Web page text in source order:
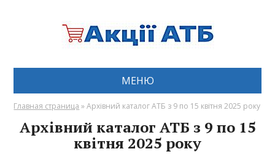
МЕНЮ
Главная страница »Архівний каталог АТБ з 9 по 15 квітня 2025 року
Архівний каталог АТБ з 9 по 15
квітня 2025 року